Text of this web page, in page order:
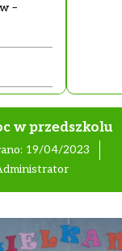
w przedszkolu
19/04/2023
–